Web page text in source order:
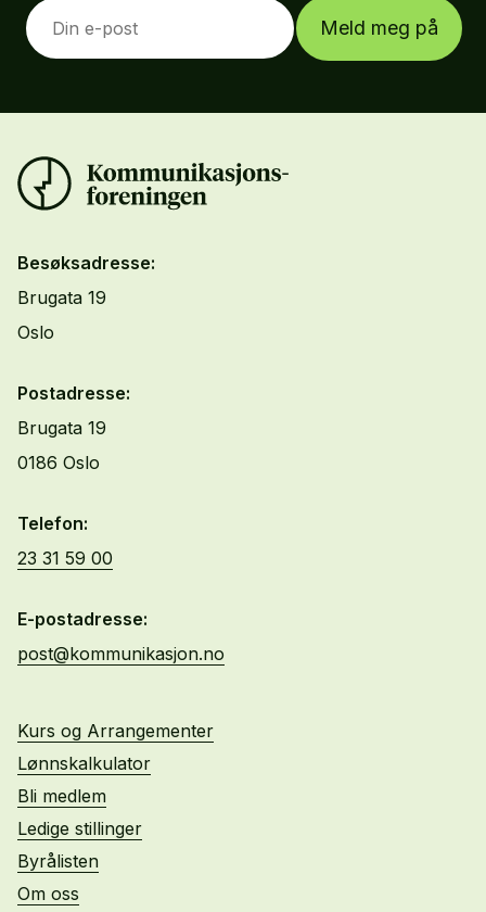
Meld meg på
Besøksadresse:
Brugata 19
Oslo
Postadresse:
Brugata 19
0186 Oslo
Telefon:
23 31 59 00
E-postadresse:
post@kommunikasjon.no
Kurs og Arrangementer
Lønnskalkulator
Bli medlem
Ledige stillinger
Byrålisten
Om oss